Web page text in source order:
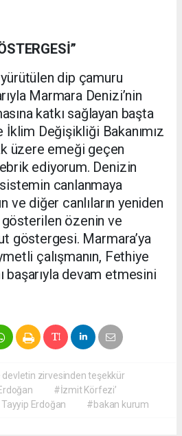
dip çamuru
Marmara Denizi’nin
katkı sağlayan başta
Değişikliği Bakanımız
üzere emeği geçen
ediyorum. Denizin
canlanmaya
ve diğer canlıların yeniden
özenin ve
göstergesi. Marmara’ya
çalışmanın, Fethiye
başarıyla devam etmesini
zirvesinden teşekkür
#İzmit Körfezi’
Erdoğan
#bakan kurum